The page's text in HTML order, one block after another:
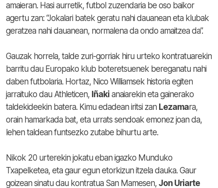
amaieran. Hasi aurretik, futbol zuzendaria be oso baikor
agertu zan: “Jokalari batek geratu nahi dauanean eta klubak
geratzea nahi dauanean, normalena da ondo amaitzea da”.
Gauzak horrela, talde zuri-gorriak hiru urteko kontratuarekin
barritu dau Europako klub boteretsuenek bereganatu nahi
daben futbolaria. Hortaz, Nico Williamsek historia egiten
jarraituko dau Athleticen, Iñaki anaiarekin eta gainerako
taldekideekin batera. Kimu edadean iritsi zan Lezamara,
orain hamarkada bat, eta urrats sendoak emonez joan da,
lehen taldean funtsezko zutabe bihurtu arte.
Nikok 20 urterekin jokatu eban igazko Munduko
Txapelketea, eta gaur egun etorkizun itzela dauka. Gaur
goizean sinatu dau kontratua San Mamesen, Jon Uriarte